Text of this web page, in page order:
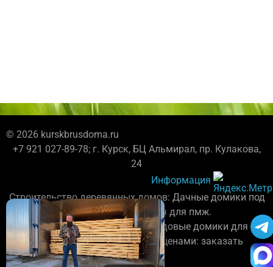
© 2026 kurskbrusdoma.ru
+7 921 027-89-78; г. Курск, БЦ Альмирал, пр. Кулакова,
24
Информация
Строительство деревянных домов: Дачные домики под
усадку, каркасные дома под ключ для пмж.
Бригада плотников постороит садовые домики для
дачи. Каталог проектов с фото и ценами: заказать
домокомплект.